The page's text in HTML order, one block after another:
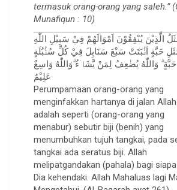
termasuk orang-orang yang saleh.”
Munafiqun : 10)
الَّذِيْنَ يُنْفِقُوْنَ اَمْوَالَهُمْ فِيْ سَبِيْلِ اللّٰهِ
حَبَّةٍ اَنْۢبَتَتْ سَبْعَ سَنَابِلَ فِيْ كُلِّ سُنْۢبُلَةٍ
حَبَّةٍ ۗ وَاللّٰهُ يُضٰعِفُ لِمَنْ يَّشَاۤءُ ۗوَاللّٰهُ وَاسِعٌ
عَلِيْمٌ
Perumpamaan orang-orang yang
menginfakkan hartanya di jalan Allah
adalah seperti (orang-orang yang
menabur) sebutir biji (benih) yang
menumbuhkan tujuh tangkai, pada
tangkai ada seratus biji. Allah
melipatgandakan (pahala) bagi
Dia kehendaki. Allah Mahaluas lagi